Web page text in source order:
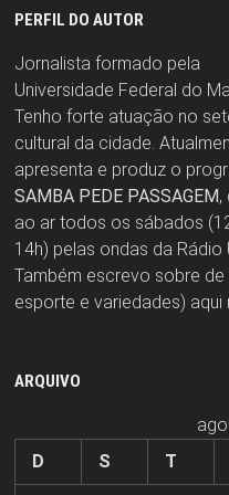
PERFIL DO AUTOR
Jornalista formado pela
Universidade Federal do
Tenho forte atuação no
cultural da cidade.
apresenta e produz o
SAMBA PEDE PASSAGEM,
ao ar todos os sábados
14h) pelas ondas da Rádio
Também escrevo sobre
esporte e variedades) aqui
ARQUIVO
D
S T